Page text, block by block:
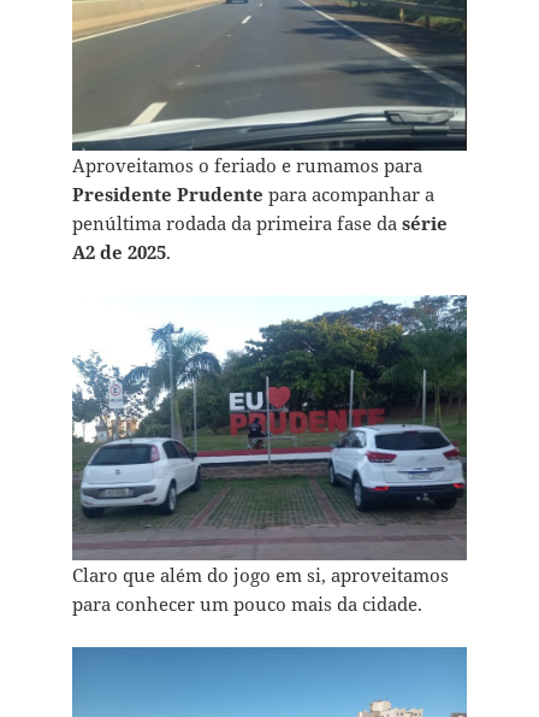
Aproveitamos o feriado e rumamos para
Presidente Prudente para acompanhar a
penúltima rodada da primeira fase da série
A2 de 2025.
Claro que além do jogo em si, aproveitamos
para conhecer um pouco mais da cidade.